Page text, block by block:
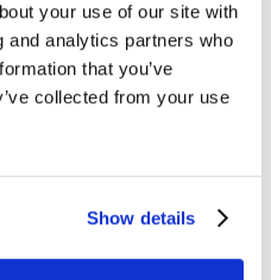
your use of our site with
and analytics partners who
that you’ve
collected from your use
Show details
mayor acceso a una gran
de autoservicios, las
en sus
para destacar y
los consumidores en sus